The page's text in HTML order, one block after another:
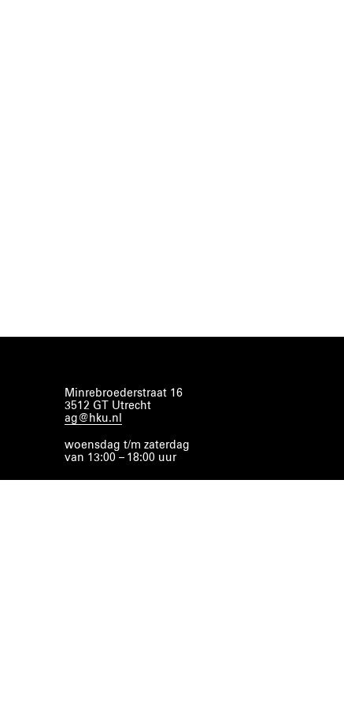
Minrebroederstraat 16
3512 GT Utrecht
ag@hku.nl
woensdag t/m zaterdag
van 13:00 – 18:00 uur